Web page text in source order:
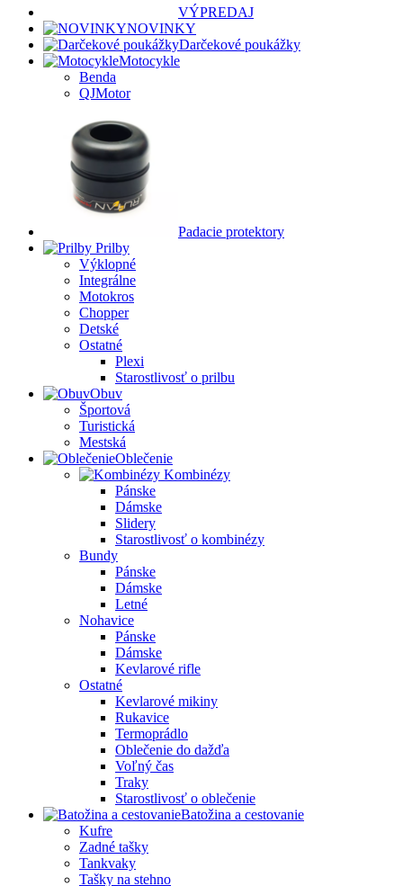
VÝPREDAJ
NOVINKY
Darčekové poukážky
Motocykle
Benda
QJMotor
Padacie protektory
Prilby
Výklopné
Integrálne
Motokros
Chopper
Detské
Ostatné
Plexi
Starostlivosť o prilbu
Obuv
Športová
Turistická
Mestská
Oblečenie
Kombinézy
Pánske
Dámske
Slidery
Starostlivosť o kombinézy
Bundy
Pánske
Dámske
Letné
Nohavice
Pánske
Dámske
Kevlarové rifle
Ostatné
Kevlarové mikiny
Rukavice
Termoprádlo
Oblečenie do dažďa
Voľný čas
Traky
Starostlivosť o oblečenie
Batožina a cestovanie
Kufre
Zadné tašky
Tankvaky
Tašky na stehno